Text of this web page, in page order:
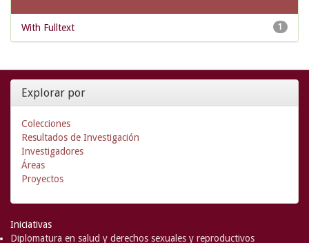
1
With Fulltext
Explorar por
Colecciones
Resultados de Investigación
Investigadores
Áreas
Proyectos
Iniciativas
Diplomatura en salud y derechos sexuales y reproductivos